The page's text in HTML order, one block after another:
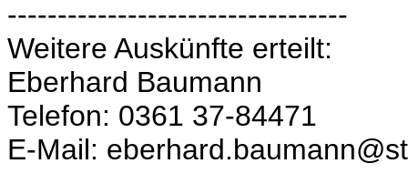
----------------------------------
Weitere Auskünfte erteilt:
Eberhard Baumann
Telefon: 0361 37-84471
E-Mail: